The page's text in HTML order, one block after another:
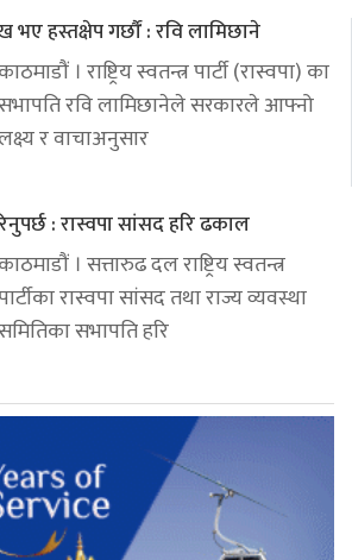
भए हस्तक्षेप गर्छौं : रवि लामिछाने
। राष्ट्रिय स्वतन्त्र पार्टी (रास्वपा) का
रवि लामिछानेले सरकारले आफ्नो
र वाचाअनुसार
: रास्वपा सांसद हरि ढकाल
। सत्तारुढ दल राष्ट्रिय स्वतन्त्र
रास्वपा सांसद तथा राज्य व्यवस्था
सभापति हरि